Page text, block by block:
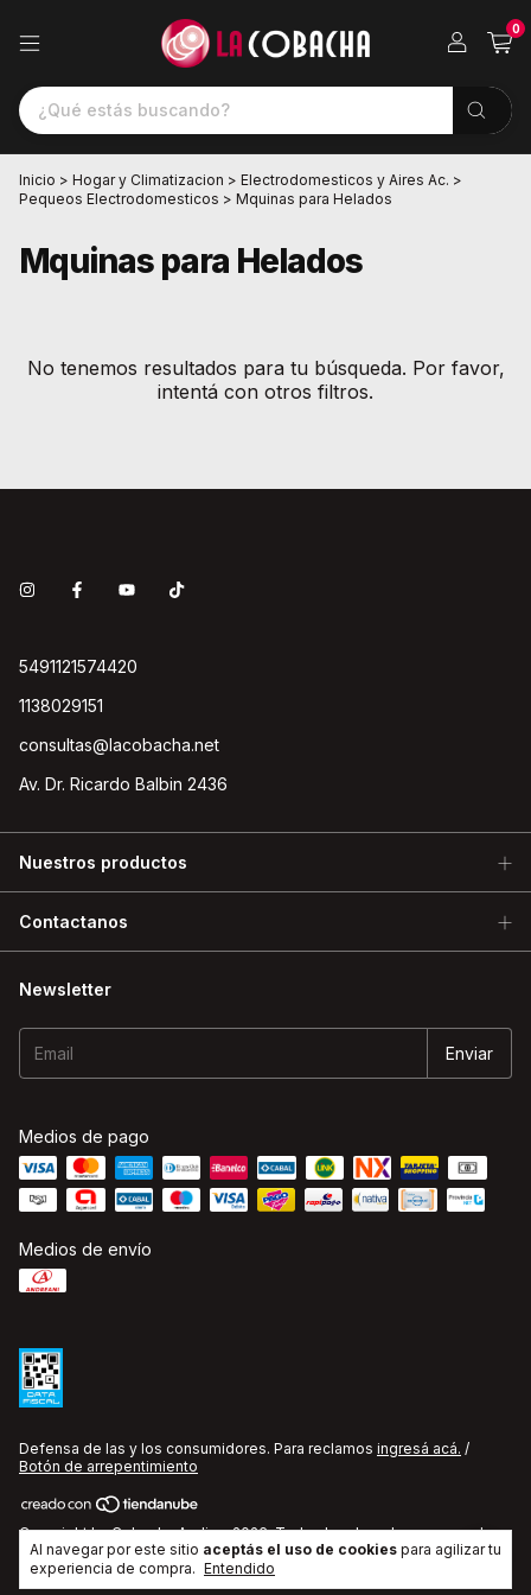
0
Al navegar por este sitio aceptás el uso de cookies para agilizar tu
experiencia de compra. Entendido
Inicio > Hogar y Climatizacion > Electrodomesticos y Aires Ac. >
Pequeos Electrodomesticos > Mquinas para Helados
Mquinas para Helados
No tenemos resultados para tu búsqueda. Por favor,
intentá con otros filtros.
5491121574420
1138029151
consultas@lacobacha.net
Av. Dr. Ricardo Balbin 2436
Nuestros productos
Contactanos
Newsletter
Medios de pago
Medios de envío
Defensa de las y los consumidores. Para reclamos ingresá acá. /
Botón de arrepentimiento
Copyright La Cobacha Audio - 2026. Todos los derechos reservados.